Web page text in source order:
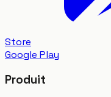
Store
Google Play
Produit